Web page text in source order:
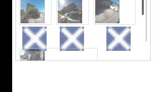
外観 外観 駐車場